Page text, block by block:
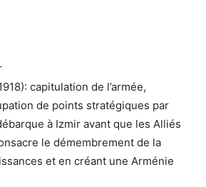
capitulation de l’armée,
de points stratégiques par
à Izmir avant que les Alliés
le démembrement de la
et en créant une Arménie